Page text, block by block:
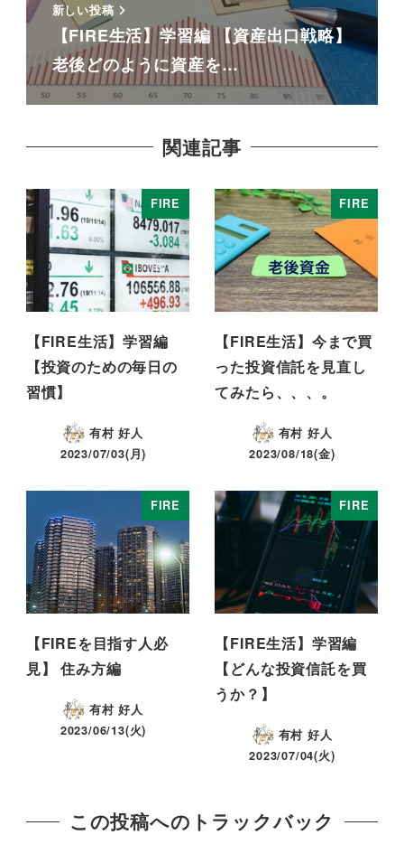
新しい投稿
【FIRE生活】学習編 【資産出口戦略】
老後どのように資産を…
関連記事
FIRE
【FIRE生活】学習編
【投資のための毎日の
習慣】
有村 好人
2023/07/03(月)
FIRE
【FIRE生活】今まで買
った投資信託を見直し
てみたら、、、。
有村 好人
2023/08/18(金)
FIRE
【FIREを目指す人必
見】 住み方編
有村 好人
2023/06/13(火)
FIRE
【FIRE生活】学習編
【どんな投資信託を買
うか？】
有村 好人
2023/07/04(火)
この投稿へのトラックバック